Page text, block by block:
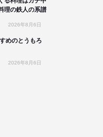
理の鉄人の系譜
2026年8月6日
めのとうもろ
2026年8月6日